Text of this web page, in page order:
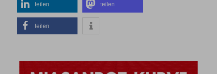
teilen teilen
teilen